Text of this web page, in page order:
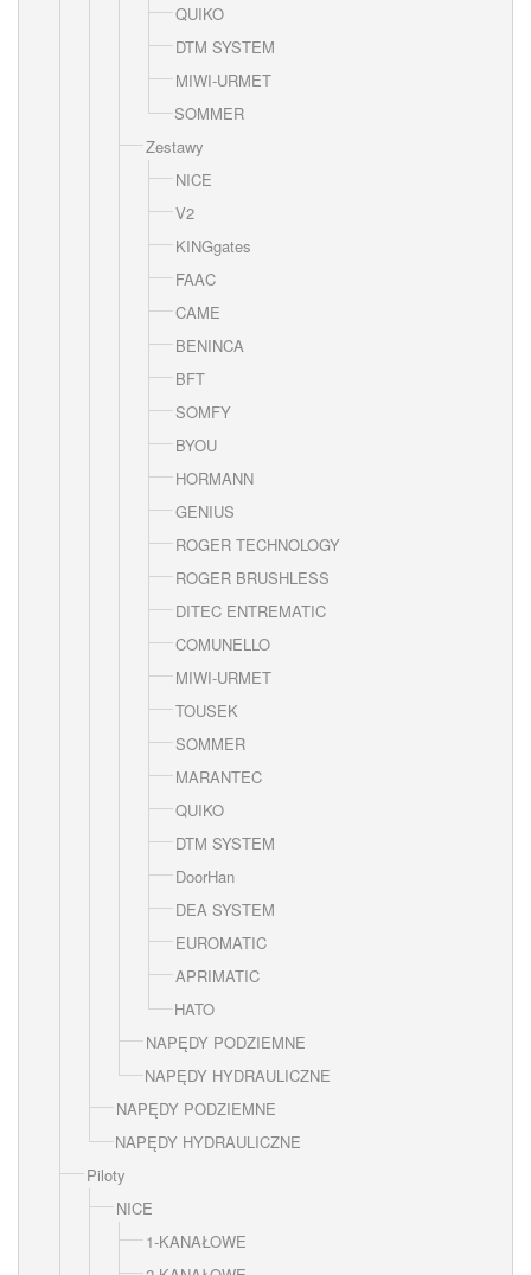
QUIKO
DTM SYSTEM
MIWI-URMET
SOMMER
Zestawy
NICE
V2
KINGgates
FAAC
CAME
BENINCA
BFT
SOMFY
BYOU
HORMANN
GENIUS
ROGER TECHNOLOGY
ROGER BRUSHLESS
DITEC ENTREMATIC
COMUNELLO
MIWI-URMET
TOUSEK
SOMMER
MARANTEC
QUIKO
DTM SYSTEM
DoorHan
DEA SYSTEM
EUROMATIC
APRIMATIC
HATO
NAPĘDY PODZIEMNE
NAPĘDY HYDRAULICZNE
NAPĘDY PODZIEMNE
NAPĘDY HYDRAULICZNE
Piloty
NICE
1-KANAŁOWE